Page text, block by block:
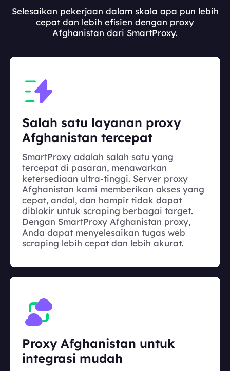
Selesaikan pekerjaan dalam skala apa pun lebih
cepat dan lebih efisien dengan proxy
Afghanistan dari SmartProxy.
Salah satu layanan proxy
Afghanistan tercepat
SmartProxy adalah salah satu yang
tercepat di pasaran, menawarkan
ketersediaan ultra-tinggi. Server proxy
Afghanistan kami memberikan akses yang
cepat, andal, dan hampir tidak dapat
diblokir untuk scraping berbagai target.
Dengan SmartProxy Afghanistan proxy,
Anda dapat menyelesaikan tugas web
scraping lebih cepat dan lebih akurat.
Proxy Afghanistan untuk
integrasi mudah